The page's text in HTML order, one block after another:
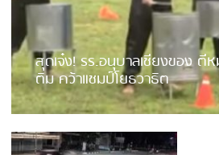
สุดเจ๋ง! รร.อนุบาลเชียงของ ตี
ติม คว้าแชมป์โยธวาธิต